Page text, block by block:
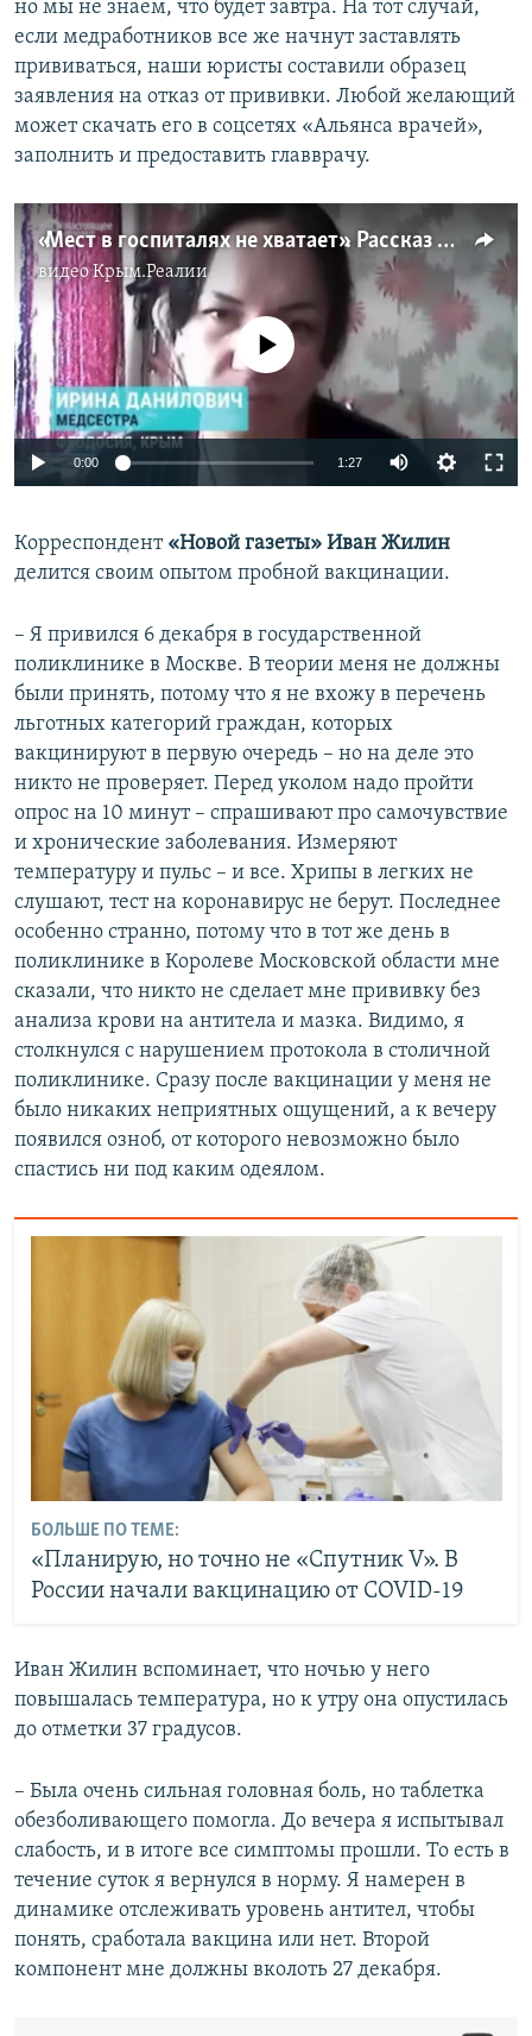
но мы не знаем, что будет завтра. На тот случай,
если медработников все же начнут заставлять
прививаться, наши юристы составили образец
заявления на отказ от прививки. Любой желающий
может скачать его в соцсетях «Альянса врачей»,
заполнить и предоставить главврачу.
«Мест в госпиталях не хватает». Рассказ медсестры из Феодосии о ситуации с COVID-19 (видео)
видеоКрым.Реалии
Auto 240p 360p 480p
720p 1080p
No media source currently available
0:00 1:27
360p
480p
1080p
Корреспондент «Новой газеты» Иван Жилин
делится своим опытом пробной вакцинации.
– Я привился 6 декабря в государственной
поликлинике в Москве. В теории меня не должны
были принять, потому что я не вхожу в перечень
льготных категорий граждан, которых
вакцинируют в первую очередь – но на деле это
никто не проверяет. Перед уколом надо пройти
опрос на 10 минут – спрашивают про самочувствие
и хронические заболевания. Измеряют
температуру и пульс – и все. Хрипы в легких не
слушают, тест на коронавирус не берут. Последнее
особенно странно, потому что в тот же день в
поликлинике в Королеве Московской области мне
сказали, что никто не сделает мне прививку без
анализа крови на антитела и мазка. Видимо, я
столкнулся с нарушением протокола в столичной
поликлинике. Сразу после вакцинации у меня не
было никаких неприятных ощущений, а к вечеру
появился озноб, от которого невозможно было
спастись ни под каким одеялом.
БОЛЬШЕ ПО ТЕМЕ:
«Планирую, но точно не «Спутник V». В
России начали вакцинацию от COVID-19
Иван Жилин вспоминает, что ночью у него
повышалась температура, но к утру она опустилась
до отметки 37 градусов.
– Была очень сильная головная боль, но таблетка
обезболивающего помогла. До вечера я испытывал
слабость, и в итоге все симптомы прошли. То есть в
течение суток я вернулся в норму. Я намерен в
динамике отслеживать уровень антител, чтобы
понять, сработала вакцина или нет. Второй
компонент мне должны вколоть 27 декабря.